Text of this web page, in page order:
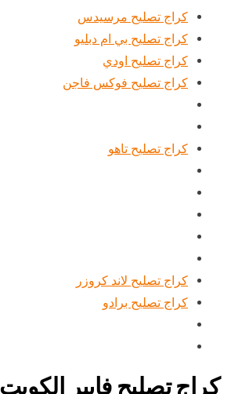
كراج تصليح مرسيدس
كراج تصليح بي ام دبليو
كراج تصليح اودي
كراج تصليح فوكس فاجن
كراج تصليح تاهو
كراج تصليح لاند كروزر
كراج تصليح برادو
كراج تصليح فايبر الكويت